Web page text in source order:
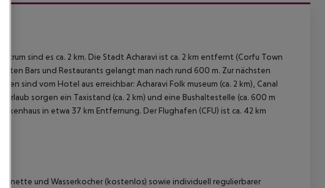
sind es ca. 2 km. Die Stadt Acharavi ist ca. 2 km entfernt (Corfu Town
Bars und Restaurants gelangt man nach rund 600 m. Zur nächsten
sind vom Hotel aus erreichbar: Acharavi Folk museum (ca. 2 km), Canal
sorgen ein Taxistand (ca. 2 km) und eine Bushaltestelle (ca. 600 m
in etwa 37 km Entfernung. Der Flughafen (CFU) ist ca. 42 km
und Wasserkocher (kostenlos) sowie individuell regulierbarer